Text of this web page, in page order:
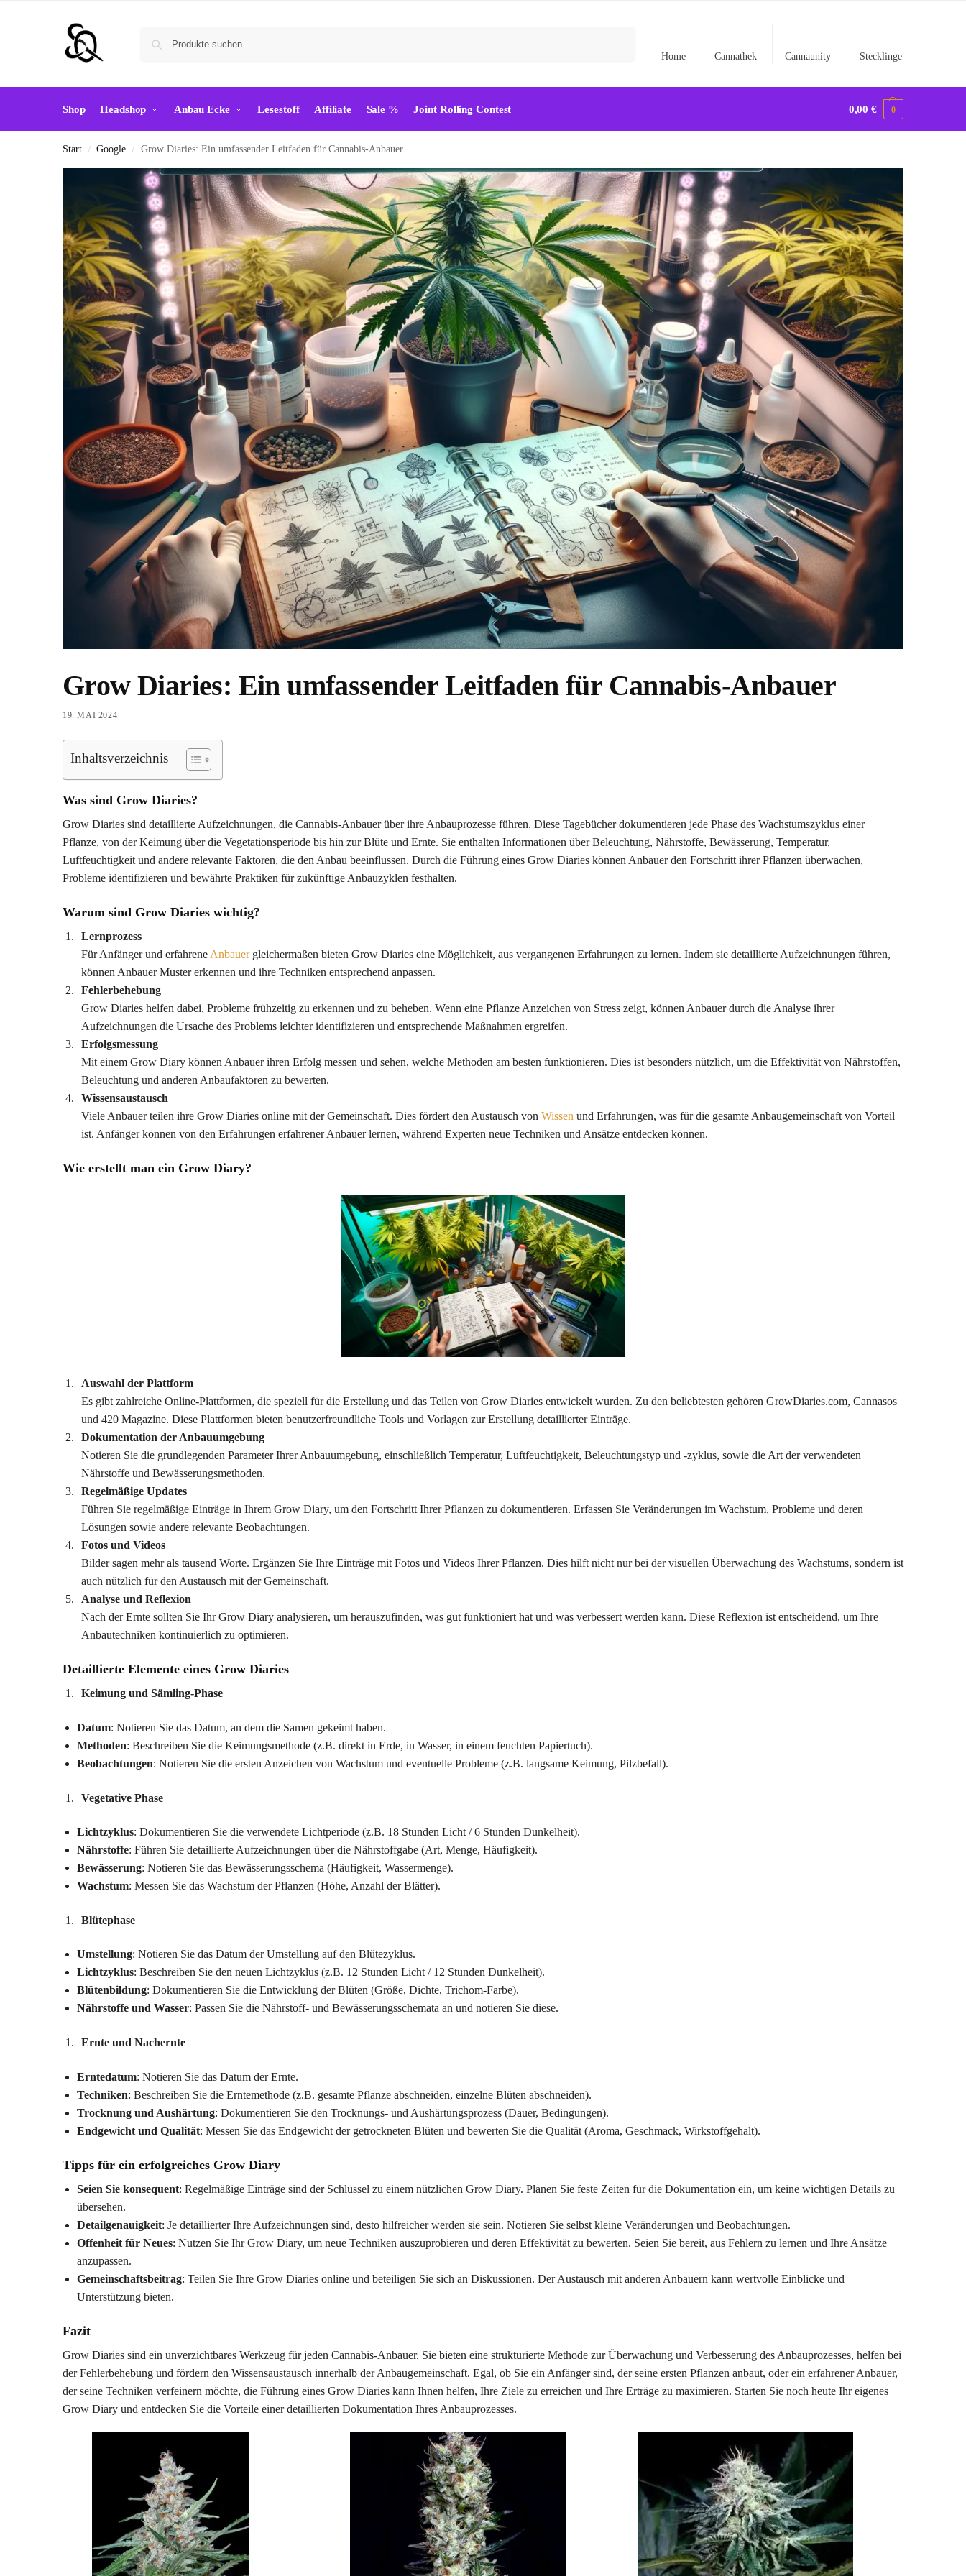
Home Cannathek Cannaunity Stecklinge
Shop Headshop Anbau Ecke Lesestoff Affiliate Sale % Joint Rolling Contest 0,00€ 0
Start / Google / Grow Diaries: Ein umfassender Leitfaden für Cannabis-Anbauer
Grow Diaries: Ein umfassender Leitfaden für Cannabis-Anbauer
19. MAI 2024
Inhaltsverzeichnis
Was sind Grow Diaries?
Grow Diaries sind detaillierte Aufzeichnungen, die Cannabis-Anbauer über ihre Anbauprozesse führen. Diese Tagebücher dokumentieren jede Phase des Wachstumszyklus einer
Pflanze, von der Keimung über die Vegetationsperiode bis hin zur Blüte und Ernte. Sie enthalten Informationen über Beleuchtung, Nährstoffe, Bewässerung, Temperatur,
Luftfeuchtigkeit und andere relevante Faktoren, die den Anbau beeinflussen. Durch die Führung eines Grow Diaries können Anbauer den Fortschritt ihrer Pflanzen überwachen,
Probleme identifizieren und bewährte Praktiken für zukünftige Anbauzyklen festhalten.
Warum sind Grow Diaries wichtig?
Lernprozess
Für Anfänger und erfahrene Anbauer gleichermaßen bieten Grow Diaries eine Möglichkeit, aus vergangenen Erfahrungen zu lernen. Indem sie detaillierte Aufzeichnungen führen,
können Anbauer Muster erkennen und ihre Techniken entsprechend anpassen.
Fehlerbehebung
Grow Diaries helfen dabei, Probleme frühzeitig zu erkennen und zu beheben. Wenn eine Pflanze Anzeichen von Stress zeigt, können Anbauer durch die Analyse ihrer
Aufzeichnungen die Ursache des Problems leichter identifizieren und entsprechende Maßnahmen ergreifen.
Erfolgsmessung
Mit einem Grow Diary können Anbauer ihren Erfolg messen und sehen, welche Methoden am besten funktionieren. Dies ist besonders nützlich, um die Effektivität von Nährstoffen,
Beleuchtung und anderen Anbaufaktoren zu bewerten.
Wissensaustausch
Viele Anbauer teilen ihre Grow Diaries online mit der Gemeinschaft. Dies fördert den Austausch von Wissen und Erfahrungen, was für die gesamte Anbaugemeinschaft von Vorteil
ist. Anfänger können von den Erfahrungen erfahrener Anbauer lernen, während Experten neue Techniken und Ansätze entdecken können.
Wie erstellt man ein Grow Diary?
Auswahl der Plattform
Es gibt zahlreiche Online-Plattformen, die speziell für die Erstellung und das Teilen von Grow Diaries entwickelt wurden. Zu den beliebtesten gehören GrowDiaries.com, Cannasos
und 420 Magazine. Diese Plattformen bieten benutzerfreundliche Tools und Vorlagen zur Erstellung detaillierter Einträge.
Dokumentation der Anbauumgebung
Notieren Sie die grundlegenden Parameter Ihrer Anbauumgebung, einschließlich Temperatur, Luftfeuchtigkeit, Beleuchtungstyp und -zyklus, sowie die Art der verwendeten
Nährstoffe und Bewässerungsmethoden.
Regelmäßige Updates
Führen Sie regelmäßige Einträge in Ihrem Grow Diary, um den Fortschritt Ihrer Pflanzen zu dokumentieren. Erfassen Sie Veränderungen im Wachstum, Probleme und deren
Lösungen sowie andere relevante Beobachtungen.
Fotos und Videos
Bilder sagen mehr als tausend Worte. Ergänzen Sie Ihre Einträge mit Fotos und Videos Ihrer Pflanzen. Dies hilft nicht nur bei der visuellen Überwachung des Wachstums, sondern ist
auch nützlich für den Austausch mit der Gemeinschaft.
Analyse und Reflexion
Nach der Ernte sollten Sie Ihr Grow Diary analysieren, um herauszufinden, was gut funktioniert hat und was verbessert werden kann. Diese Reflexion ist entscheidend, um Ihre
Anbautechniken kontinuierlich zu optimieren.
Detaillierte Elemente eines Grow Diaries
Keimung und Sämling-Phase
Datum: Notieren Sie das Datum, an dem die Samen gekeimt haben.
Methoden: Beschreiben Sie die Keimungsmethode (z.B. direkt in Erde, in Wasser, in einem feuchten Papiertuch).
Beobachtungen: Notieren Sie die ersten Anzeichen von Wachstum und eventuelle Probleme (z.B. langsame Keimung, Pilzbefall).
Vegetative Phase
Lichtzyklus: Dokumentieren Sie die verwendete Lichtperiode (z.B. 18 Stunden Licht / 6 Stunden Dunkelheit).
Nährstoffe: Führen Sie detaillierte Aufzeichnungen über die Nährstoffgabe (Art, Menge, Häufigkeit).
Bewässerung: Notieren Sie das Bewässerungsschema (Häufigkeit, Wassermenge).
Wachstum: Messen Sie das Wachstum der Pflanzen (Höhe, Anzahl der Blätter).
Blütephase
Umstellung: Notieren Sie das Datum der Umstellung auf den Blütezyklus.
Lichtzyklus: Beschreiben Sie den neuen Lichtzyklus (z.B. 12 Stunden Licht / 12 Stunden Dunkelheit).
Blütenbildung: Dokumentieren Sie die Entwicklung der Blüten (Größe, Dichte, Trichom-Farbe).
Nährstoffe und Wasser: Passen Sie die Nährstoff- und Bewässerungsschemata an und notieren Sie diese.
Ernte und Nachernte
Erntedatum: Notieren Sie das Datum der Ernte.
Techniken: Beschreiben Sie die Erntemethode (z.B. gesamte Pflanze abschneiden, einzelne Blüten abschneiden).
Trocknung und Aushärtung: Dokumentieren Sie den Trocknungs- und Aushärtungsprozess (Dauer, Bedingungen).
Endgewicht und Qualität: Messen Sie das Endgewicht der getrockneten Blüten und bewerten Sie die Qualität (Aroma, Geschmack, Wirkstoffgehalt).
Tipps für ein erfolgreiches Grow Diary
Seien Sie konsequent: Regelmäßige Einträge sind der Schlüssel zu einem nützlichen Grow Diary. Planen Sie feste Zeiten für die Dokumentation ein, um keine wichtigen Details zu
übersehen.
Detailgenauigkeit: Je detaillierter Ihre Aufzeichnungen sind, desto hilfreicher werden sie sein. Notieren Sie selbst kleine Veränderungen und Beobachtungen.
Offenheit für Neues: Nutzen Sie Ihr Grow Diary, um neue Techniken auszuprobieren und deren Effektivität zu bewerten. Seien Sie bereit, aus Fehlern zu lernen und Ihre Ansätze
anzupassen.
Gemeinschaftsbeitrag: Teilen Sie Ihre Grow Diaries online und beteiligen Sie sich an Diskussionen. Der Austausch mit anderen Anbauern kann wertvolle Einblicke und
Unterstützung bieten.
Fazit
Grow Diaries sind ein unverzichtbares Werkzeug für jeden Cannabis-Anbauer. Sie bieten eine strukturierte Methode zur Überwachung und Verbesserung des Anbauprozesses, helfen bei
der Fehlerbehebung und fördern den Wissensaustausch innerhalb der Anbaugemeinschaft. Egal, ob Sie ein Anfänger sind, der seine ersten Pflanzen anbaut, oder ein erfahrener Anbauer,
der seine Techniken verfeinern möchte, die Führung eines Grow Diaries kann Ihnen helfen, Ihre Ziele zu erreichen und Ihre Erträge zu maximieren. Starten Sie noch heute Ihr eigenes
Grow Diary und entdecken Sie die Vorteile einer detaillierten Dokumentation Ihres Anbauprozesses.